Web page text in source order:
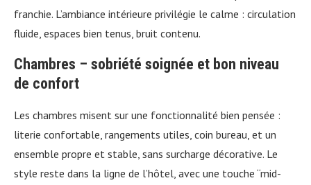
franchie. L’ambiance intérieure privilégie le calme : circulation
fluide, espaces bien tenus, bruit contenu.
Chambres – sobriété soignée et bon niveau
de confort
Les chambres misent sur une fonctionnalité bien pensée :
literie confortable, rangements utiles, coin bureau, et un
ensemble propre et stable, sans surcharge décorative. Le
style reste dans la ligne de l’hôtel, avec une touche “mid-